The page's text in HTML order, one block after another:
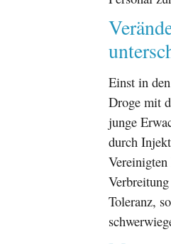
Einst in
Droge mit
junge
durch
Toleranz,